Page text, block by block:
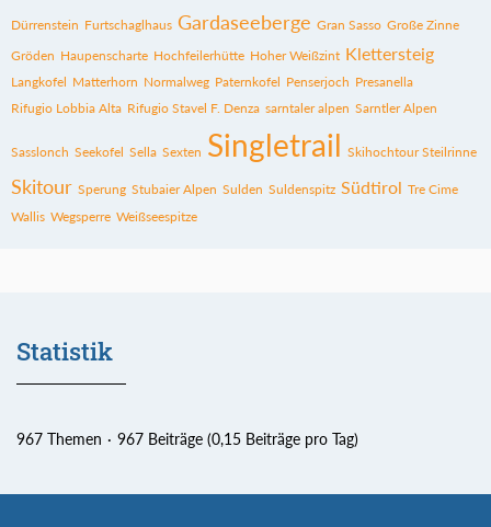
Dürrenstein Furtschaglhaus Gardaseeberge Gran Sasso Große Zinne
Gröden Haupenscharte Hochfeilerhütte Hoher Weißzint Klettersteig
Langkofel Matterhorn Normalweg Paternkofel Penserjoch Presanella
Rifugio Lobbia Alta Rifugio Stavel F. Denza sarntaler alpen Sarntler Alpen
Sasslonch Seekofel Sella Sexten Singletrail Skihochtour Steilrinne
Skitour Sperung Stubaier Alpen Sulden Suldenspitz Südtirol Tre Cime
Wallis Wegsperre Weißseespitze
Statistik
967 Themen 967 Beiträge (0,15 Beiträge pro Tag)